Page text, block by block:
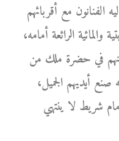
الفنانون مع أقربائهم
الرائعة أمامه،
في حضرة ملك من
صنع أيديهم الجميل،
شريط لا ينتهي